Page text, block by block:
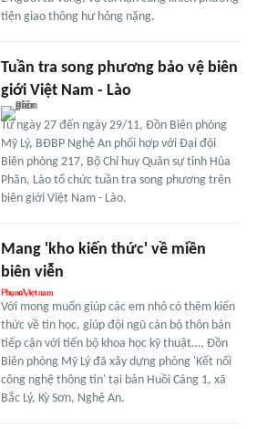
tiện giao thông hư hỏng nặng.
Tuần tra song phương bảo vệ biên
giới Việt Nam - Lào
Từ ngày 27 đến ngày 29/11, Đồn Biên phòng
Mỹ Lý, BĐBP Nghệ An phối hợp với Đại đội
Biên phòng 217, Bộ Chỉ huy Quân sự tỉnh Hủa
Phăn, Lào tổ chức tuần tra song phương trên
biên giới Việt Nam - Lào.
Mang 'kho kiến thức' về miền
biên viễn
Với mong muốn giúp các em nhỏ có thêm kiến
thức về tin học, giúp đội ngũ cán bộ thôn bản
tiếp cận với tiến bộ khoa học kỹ thuật…, Đồn
Biên phòng Mỹ Lý đã xây dựng phòng 'Kết nối
công nghệ thông tin' tại bản Huồi Cáng 1, xã
Bắc Lý, Kỳ Sơn, Nghệ An.